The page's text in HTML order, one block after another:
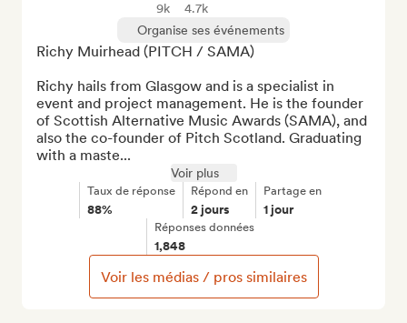
9k
4.7k
Organise ses événements
Richy Muirhead (PITCH / SAMA)
Richy hails from Glasgow and is a specialist in
event and project management. He is the founder
of Scottish Alternative Music Awards (SAMA), and
also the co-founder of Pitch Scotland. Graduating
with a maste...
Voir plus
Taux de réponse
88%
Répond en
2 jours
Partage en
1 jour
Réponses données
1,848
Voir les médias / pros similaires